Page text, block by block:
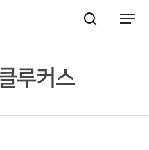
루커스